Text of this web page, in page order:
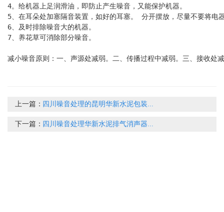
4。给机器上足润滑油，即防止产生噪音，又能保护机器。
5、在耳朵处加塞隔音装置，如好的耳塞。 分开摆放，尽量不要将
6、及时排除噪音大的机器。
7、养花草可消除部分噪音。
减小噪音原则：一、声源处减弱。二、传播过程中减弱。三、接收处
上一篇： 四川噪音处理的昆明华新水泥包装...
下一篇： 四川噪音处理华新水泥排气消声器...